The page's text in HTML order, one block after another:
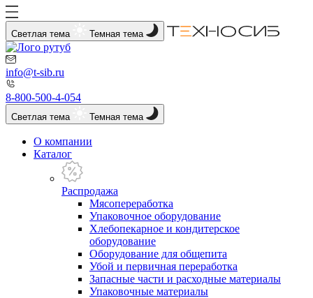
Светлая тема Темная тема
info@t-sib.ru
8-800-500-4-054
Светлая тема Темная тема
О компании
Каталог
Распродажа
Мясопереработка
Упаковочное оборудование
Хлебопекарное и кондитерское
оборудование
Оборудование для общепита
Убой и первичная переработка
Запасные части и расходные материалы
Упаковочные материалы